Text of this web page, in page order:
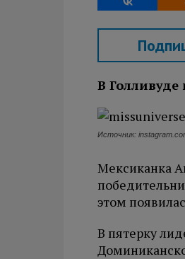
В Голливуде
Источник:
Мексиканка
этом
В пятерку